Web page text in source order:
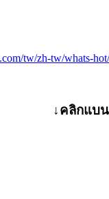
tw/zh-tw/whats-
↓คลิกแบน